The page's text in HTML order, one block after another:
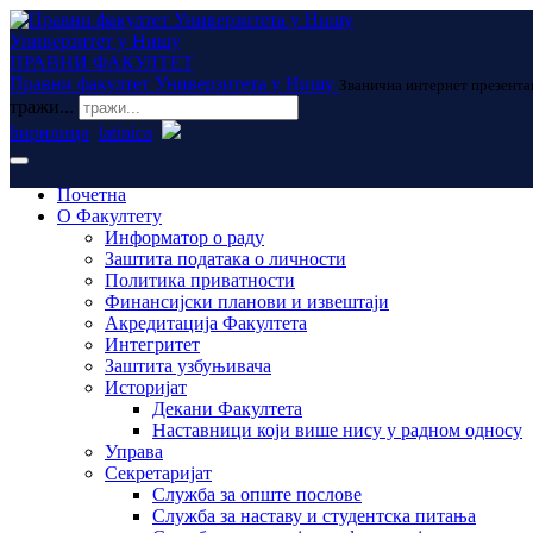
Универзитет у Нишу
ПРАВНИ ФАКУЛТЕТ
Правни факултет Универзитета у Нишу Званична интернет
тражи...
ћирилица latinica
Почетна
О Факултету
Информатор о раду
Заштита података о личности
Политика приватности
Финансијски планови и извештаји
Акредитација Факултета
Интегритет
Заштита узбуњивача
Историјат
Декани Факултета
Наставници који више нису у радном односу
Управа
Секретаријат
Служба за опште послове
Служба за наставу и студентска питања